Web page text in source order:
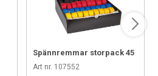
Spännremmar storpack 45
st/frp.
Art nr. 107552